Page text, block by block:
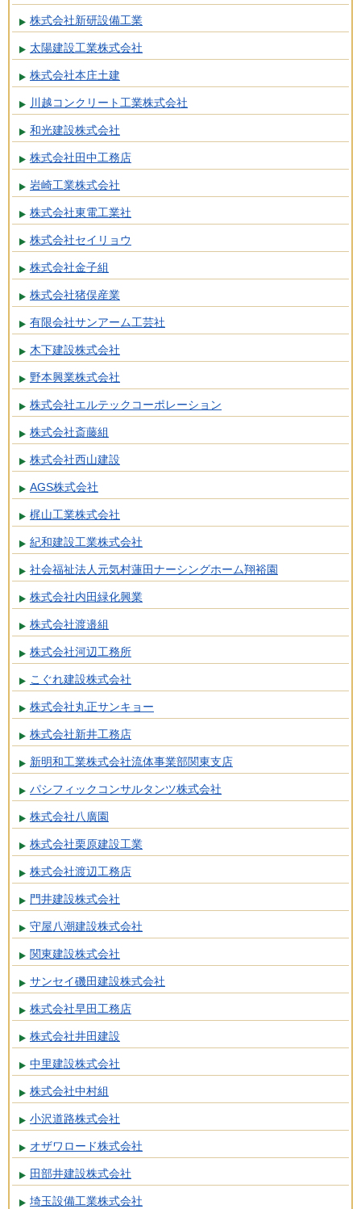
株式会社新研設備工業
太陽建設工業株式会社
株式会社本庄土建
川越コンクリート工業株式会社
和光建設株式会社
株式会社田中工務店
岩崎工業株式会社
株式会社東電工業社
株式会社セイリョウ
株式会社金子組
株式会社猪俣産業
有限会社サンアーム工芸社
木下建設株式会社
野本興業株式会社
株式会社エルテックコーポレーション
株式会社斎藤組
株式会社西山建設
AGS株式会社
梶山工業株式会社
紀和建設工業株式会社
社会福祉法人元気村蓮田ナーシングホーム翔裕園
株式会社内田緑化興業
株式会社渡邉組
株式会社河辺工務所
こぐれ建設株式会社
株式会社丸正サンキョー
株式会社新井工務店
新明和工業株式会社流体事業部関東支店
パシフィックコンサルタンツ株式会社
株式会社八廣園
株式会社栗原建設工業
株式会社渡辺工務店
門井建設株式会社
守屋八潮建設株式会社
関東建設株式会社
サンセイ磯田建設株式会社
株式会社早田工務店
株式会社井田建設
中里建設株式会社
株式会社中村組
小沢道路株式会社
オザワロード株式会社
田部井建設株式会社
埼玉設備工業株式会社